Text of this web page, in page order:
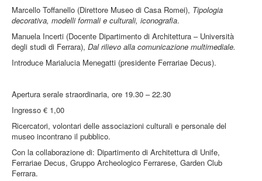
Marcello Toffanello (Direttore Museo di Casa Romei), Tipologia
decorativa, modelli formali e culturali, iconografia.
Manuela Incerti (Docente Dipartimento di Architettura – Università
degli studi di Ferrara), Dal rilievo alla comunicazione multimediale.
Introduce Marialucia Menegatti (presidente Ferrariae Decus).
Apertura serale straordinaria, ore 19.30 – 22.30
Ingresso € 1,00
Ricercatori, volontari delle associazioni culturali e personale del
museo incontrano il pubblico.
Con la collaborazione di: Dipartimento di Architettura di Unife,
Ferrariae Decus, Gruppo Archeologico Ferrarese, Garden Club
Ferrara.